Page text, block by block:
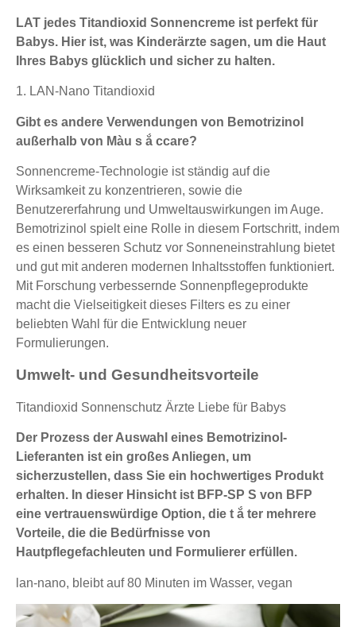
LAT jedes Titandioxid Sonnencreme ist perfekt für
Babys. Hier ist, was Kinderärzte sagen, um die Haut
Ihres Babys glücklich und sicher zu halten.
1. LAN-Nano Titandioxid
Gibt es andere Verwendungen von Bemotrizinol
außerhalb von Màu s ắ ccare?
Sonnencreme-Technologie ist ständig auf die
Wirksamkeit zu konzentrieren, sowie die
Benutzererfahrung und Umweltauswirkungen im Auge.
Bemotrizinol spielt eine Rolle in diesem Fortschritt, indem
es einen besseren Schutz vor Sonneneinstrahlung bietet
und gut mit anderen modernen Inhaltsstoffen funktioniert.
Mit Forschung verbessernde Sonnenpflegeprodukte
macht die Vielseitigkeit dieses Filters es zu einer
beliebten Wahl für die Entwicklung neuer
Formulierungen.
Umwelt- und Gesundheitsvorteile
Titandioxid Sonnenschutz Ärzte Liebe für Babys
Der Prozess der Auswahl eines Bemotrizinol-
Lieferanten ist ein großes Anliegen, um
sicherzustellen, dass Sie ein hochwertiges Produkt
erhalten. In dieser Hinsicht ist BFP-SP S von BFP
eine vertrauenswürdige Option, die t ắ ter mehrere
Vorteile, die die Bedürfnisse von
Hautpflegefachleuten und Formulierer erfüllen.
lan-nano, bleibt auf 80 Minuten im Wasser, vegan